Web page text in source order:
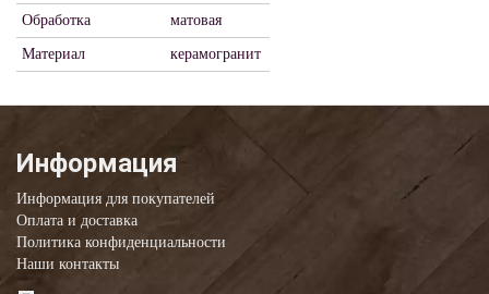
Обработка матовая
Материал керамогранит
Информация
Информация для покупателей
Оплата и доставка
Политика конфиденциальности
Наши контакты